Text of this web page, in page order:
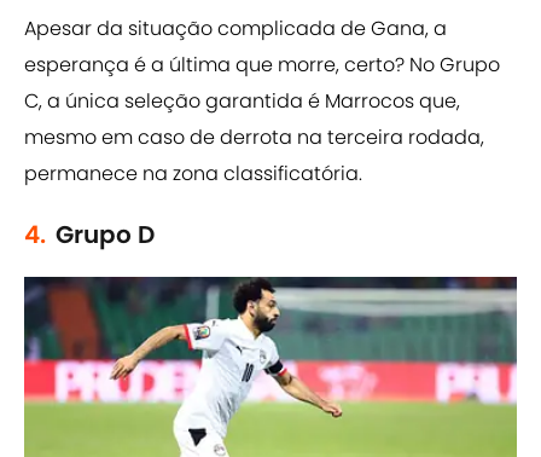
Apesar da situação complicada de Gana, a
esperança é a última que morre, certo? No Grupo
C, a única seleção garantida é Marrocos que,
mesmo em caso de derrota na terceira rodada,
permanece na zona classificatória.
4. Grupo D